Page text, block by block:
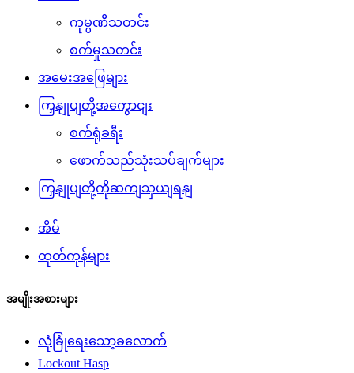
ကုမ္ပဏီသတင်း
စက်မှုသတင်း
အမေးအဖြေများ
ကြှနျုပျတို့အကွောငျး
စက်ရုံခရီး
ဖောက်သည်သုံးသပ်ချက်များ
ကြှနျုပျတို့ကိုဆကျသှယျရနျ
အိမ်
ထုတ်ကုန်များ
အမျိုးအစားများ
လုံခြုံရေးသော့ခလောက်
Lockout Hasp